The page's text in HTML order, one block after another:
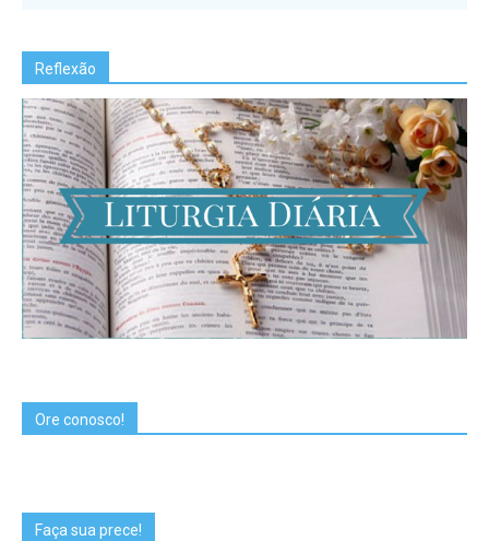
Reflexão
Ore conosco!
Faça sua prece!